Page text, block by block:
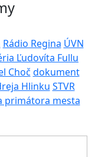
Rádio Regina ÚVN
Ľudovíta Fullu
Choč dokument
Hlinku STVR
primátora mesta